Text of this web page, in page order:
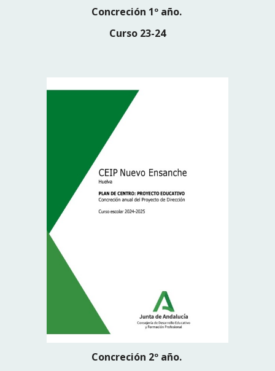
Concreción 1º año.
Curso 23-24
Concreción 2º año.